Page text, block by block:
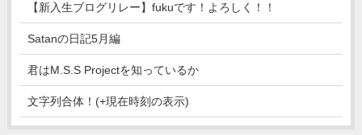
【新入生ブログリレー】fukuです！よろしく！！
Satanの日記5月編
君はM.S.S Projectを知っているか
文字列合体！(+現在時刻の表示)